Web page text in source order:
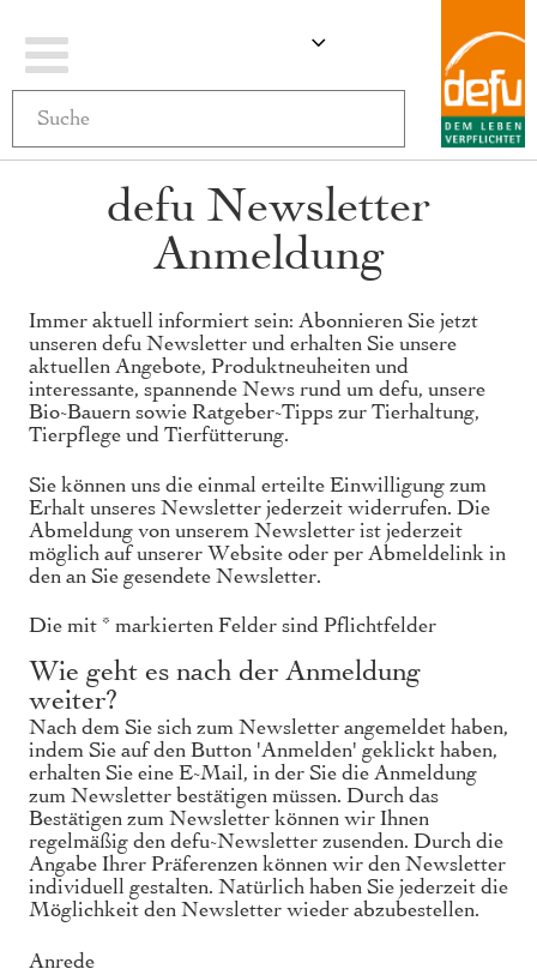
Navigation MEIN
defu Newsletter
Anmeldung
Immer aktuell informiert sein: Abonnieren Sie jetzt
unseren defu Newsletter und erhalten Sie unsere
aktuellen Angebote, Produktneuheiten und
interessante, spannende News rund um defu, unsere
Bio-Bauern sowie Ratgeber-Tipps zur Tierhaltung,
Tierpflege und Tierfütterung.
Sie können uns die einmal erteilte Einwilligung zum
Erhalt unseres Newsletter jederzeit widerrufen. Die
Abmeldung von unserem Newsletter ist jederzeit
möglich auf unserer Website oder per Abmeldelink in
den an Sie gesendete Newsletter.
Die mit * markierten Felder sind Pflichtfelder
Wie geht es nach der Anmeldung
weiter?
Nach dem Sie sich zum Newsletter angemeldet haben,
indem Sie auf den Button 'Anmelden' geklickt haben,
erhalten Sie eine E-Mail, in der Sie die Anmeldung
zum Newsletter bestätigen müssen. Durch das
Bestätigen zum Newsletter können wir Ihnen
regelmäßig den defu-Newsletter zusenden. Durch die
Angabe Ihrer Präferenzen können wir den Newsletter
individuell gestalten. Natürlich haben Sie jederzeit die
Möglichkeit den Newsletter wieder abzubestellen.
Anrede